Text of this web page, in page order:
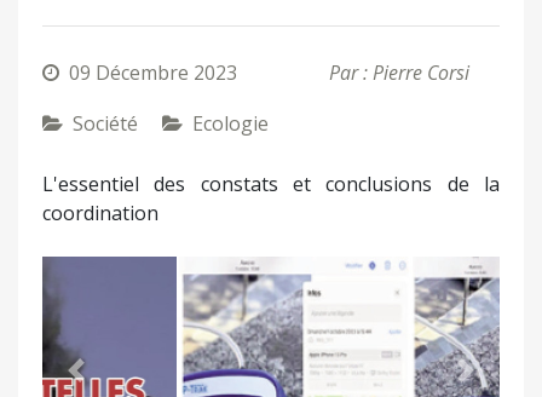
09 Décembre 2023
Par : Pierre Corsi
Société
Ecologie
L'essentiel des constats et conclusions de la
coordination
Précédent Suivant